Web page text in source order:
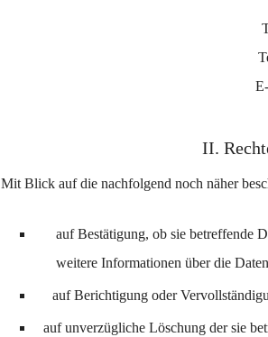
II.
Mit Blick auf die nachfolgend noch näher
auf Bestätigung, ob sie betreffende
weitere Informationen über die
auf Berichtigung oder
auf unverzügliche Löschung der sie